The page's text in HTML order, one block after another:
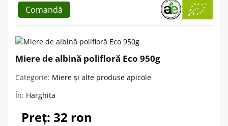
Comandă
Miere de albină polifloră Eco 950g
Categorie: Miere și alte produse apicole
În: Harghita
Preț: 32 ron